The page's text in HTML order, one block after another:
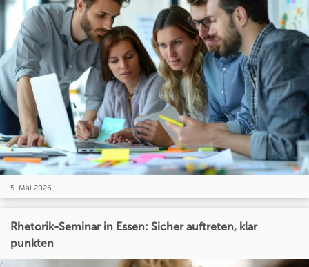
5. Mai 2026
Rhetorik-Seminar in Essen: Sicher auftreten, klar
punkten